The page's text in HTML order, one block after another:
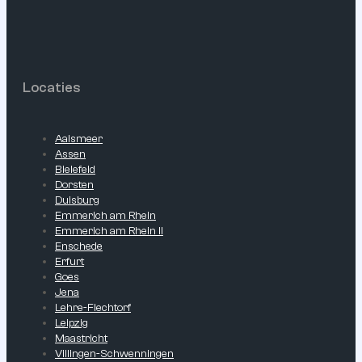
Locaties
Aalsmeer
Assen
Bielefeld
Dorsten
Duisburg
Emmerich am Rhein
Emmerich am Rhein II
Enschede
Erfurt
Goes
Jena
Lehre-Flechtorf
Leipzig
Maastricht
Villingen-Schwenningen